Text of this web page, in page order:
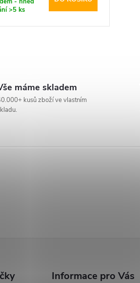
>5 ks
máme skladem
kusů zboží ve vlastním
Informace pro Vás